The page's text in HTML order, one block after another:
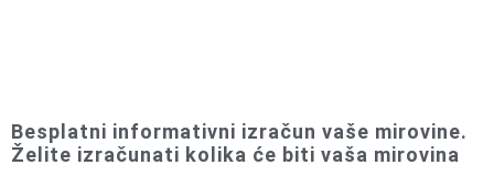
Besplatni informativni izračun vaše mirovine.
Želite izračunati kolika će biti vaša mirovina